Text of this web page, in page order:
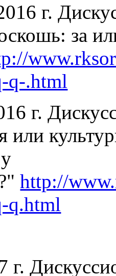
г.
за
q-.html
г.
или
http://
q.html
г.